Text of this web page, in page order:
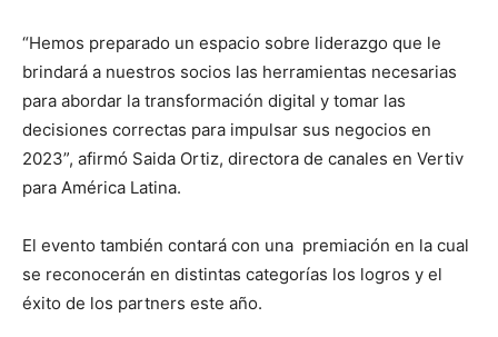
“Hemos preparado un espacio sobre liderazgo que le
brindará a nuestros socios las herramientas necesarias
para abordar la transformación digital y tomar las
decisiones correctas para impulsar sus negocios en
2023”, afirmó Saida Ortiz, directora de canales en Vertiv
para América Latina.
El evento también contará con una premiación en la cual
se reconocerán en distintas categorías los logros y el
éxito de los partners este año.